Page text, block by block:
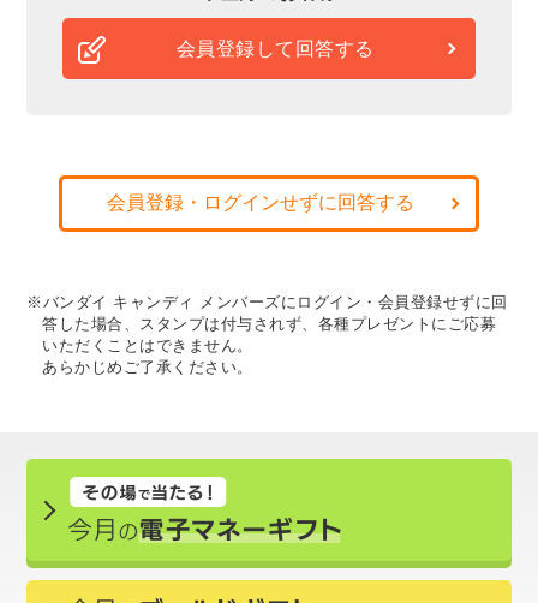
会員登録して回答する
会員登録・ログインせずに回答する
※バンダイ キャンディ メンバーズにログイン・会員登録せずに回
答した場合、スタンプは付与されず、各種プレゼントにご応募
いただくことはできません。
あらかじめご了承ください。